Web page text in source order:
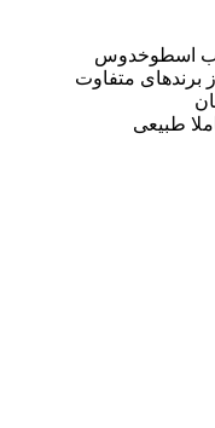
اسطوخدوس
برندهای متفاوت
طبیعی